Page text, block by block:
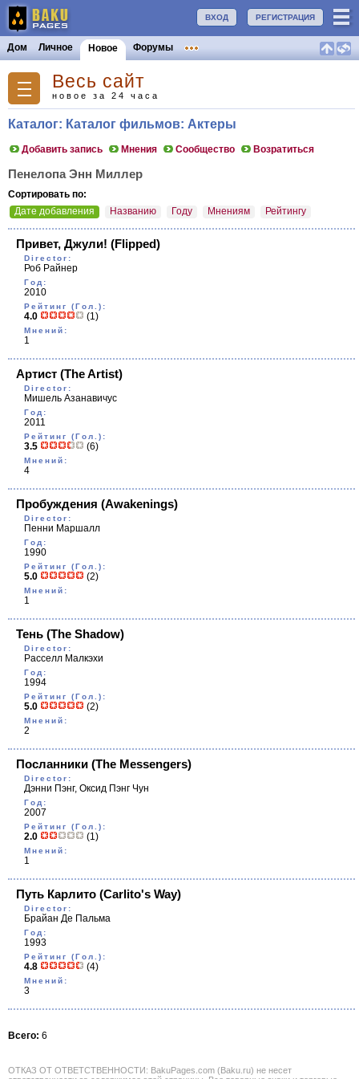
РЕГИСТРАЦИЯ
ВХОД
Дом Личное Новое Форумы
Весь сайт
новое за 24 часа
Каталог: Каталог фильмов: Актеры
Добавить запись Мнения Сообщество Возратиться
Пенелопа Энн Миллер
Сортировать по:
Дате добавления
Названию Году Мнениям Рейтингу
Привет, Джули! (Flipped)
Director:
Роб Райнер
Год:
2010
Рейтинг (Гол.):
4.0 (1)
Мнений:
1
Артист (The Artist)
Director:
Мишель Азанавичус
Год:
2011
Рейтинг (Гол.):
3.5 (6)
Мнений:
4
Пробуждения (Awakenings)
Director:
Пенни Маршалл
Год:
1990
Рейтинг (Гол.):
5.0 (2)
Мнений:
1
Тень (The Shadow)
Director:
Расселл Малкэхи
Год:
1994
Рейтинг (Гол.):
5.0 (2)
Мнений:
2
Посланники (The Messengers)
Director:
Дэнни Пэнг, Оксид Пэнг Чун
Год:
2007
Рейтинг (Гол.):
2.0 (1)
Мнений:
1
Путь Карлито (Carlito's Way)
Director:
Брайан Де Пальма
Год:
1993
Рейтинг (Гол.):
4.8 (4)
Мнений:
3
Всего: 6
ОТКАЗ ОТ ОТВЕТСТВЕННОСТИ: BakuPages.com (Baku.ru) не несет